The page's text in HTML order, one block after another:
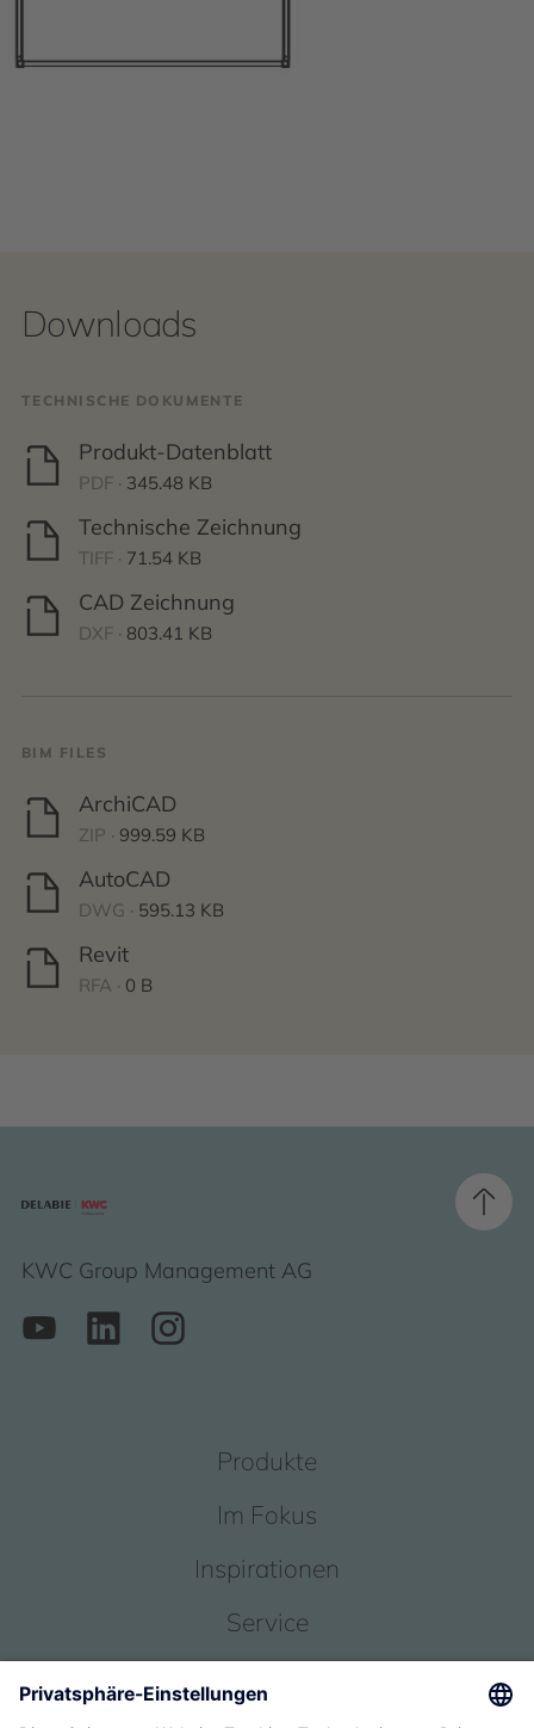
Downloads
TECHNISCHE DOKUMENTE
Produkt-Datenblatt
PDF · 345.48 KB
Technische Zeichnung
TIFF · 71.54 KB
CAD Zeichnung
DXF · 803.41 KB
BIM FILES
ArchiCAD
ZIP · 999.59 KB
AutoCAD
DWG · 595.13 KB
Revit
RFA · 0 B
KWC Group Management AG
Produkte
Im Fokus
Inspirationen
Service